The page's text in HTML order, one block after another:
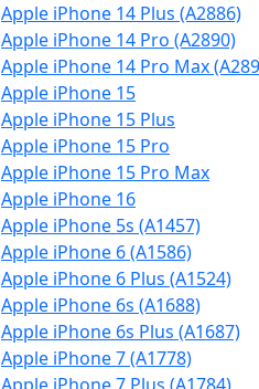
Apple iPhone 14 Plus (A2886)
Apple iPhone 14 Pro (A2890)
Apple iPhone 14 Pro Max
Apple iPhone 15
Apple iPhone 15 Plus
Apple iPhone 15 Pro
Apple iPhone 15 Pro Max
Apple iPhone 16
Apple iPhone 5s (A1457)
Apple iPhone 6 (A1586)
Apple iPhone 6 Plus (A1524)
Apple iPhone 6s (A1688)
Apple iPhone 6s Plus (A1687)
Apple iPhone 7 (A1778)